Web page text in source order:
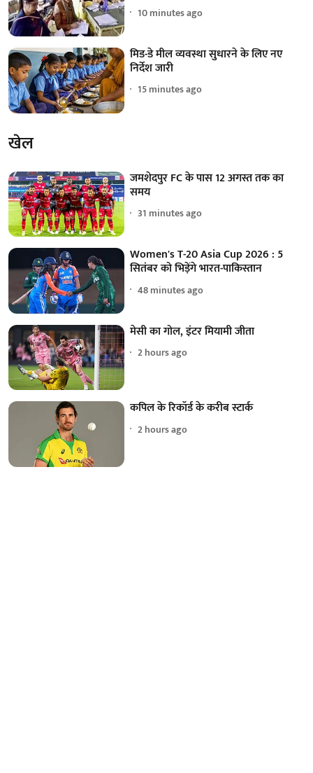
10 minutes ago
मिड-डे मील व्यवस्था सुधारने के लिए नए
निर्देश जारी
15 minutes ago
खेल
जमशेदपुर FC के पास 12 अगस्त तक का
समय
31 minutes ago
Women's T-20 Asia Cup 2026 : 5
सितंबर को भिड़ेंगे भारत-पाकिस्तान
48 minutes ago
मेसी का गोल, इंटर मियामी जीता
2 hours ago
कपिल के रिकॉर्ड के करीब स्टार्क
2 hours ago